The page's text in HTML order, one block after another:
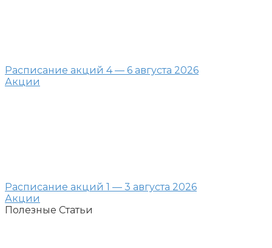
Расписание акций 4 — 6 августа 2026
Акции
Расписание акций 1 — 3 августа 2026
Акции
Полезные Статьи